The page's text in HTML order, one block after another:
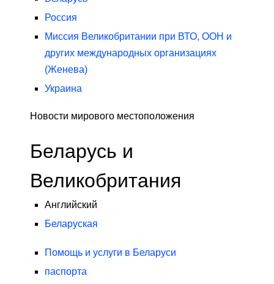
Россия
Миссия Великобритании при ВТО, ООН и
других международных организациях
(Женева)
Украина
Новости мирового местоположения
Беларусь и
Великобритания
Английский
Беларуская
Помощь и услуги в Беларуси
паспорта